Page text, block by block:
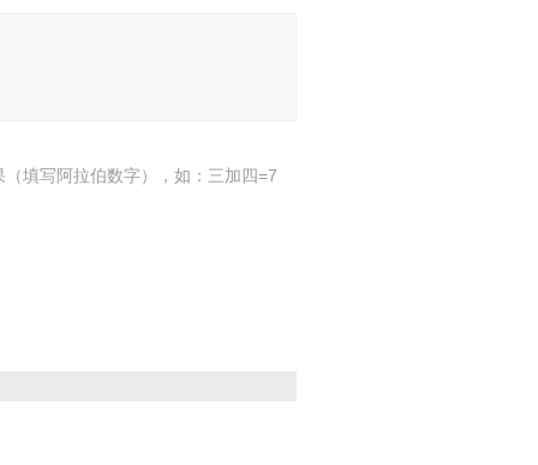
（填写阿拉伯数字），如：三加四=7